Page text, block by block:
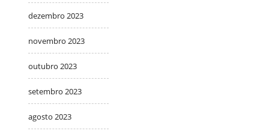
dezembro 2023
novembro 2023
outubro 2023
setembro 2023
agosto 2023